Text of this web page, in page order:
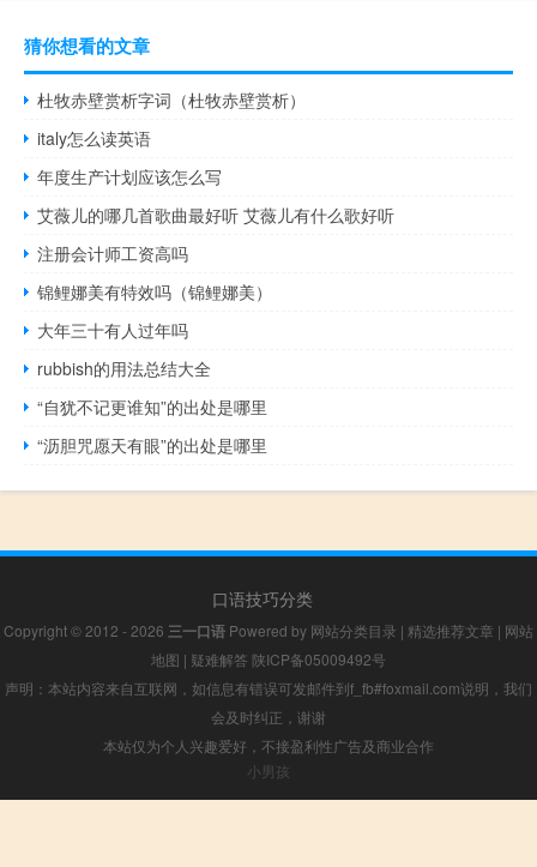
猜你想看的文章
杜牧赤壁赏析字词（杜牧赤壁赏析）
italy怎么读英语
年度生产计划应该怎么写
艾薇儿的哪几首歌曲最好听 艾薇儿有什么歌好听
注册会计师工资高吗
锦鲤娜美有特效吗（锦鲤娜美）
大年三十有人过年吗
rubbish的用法总结大全
“自犹不记更谁知”的出处是哪里
“沥胆咒愿天有眼”的出处是哪里
口语技巧分类
Copyright © 2012 - 2026 三一口语 Powered by 网站分类目录 | 精选推荐文章 | 网站
地图 | 疑难解答 陕ICP备05009492号
声明：本站内容来自互联网，如信息有错误可发邮件到f_fb#foxmail.com说明，我们
会及时纠正，谢谢
本站仅为个人兴趣爱好，不接盈利性广告及商业合作
小男孩